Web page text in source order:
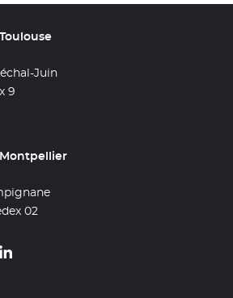
Juin
9
02
Facebook
sur Youtube
fenêtre
nous sur Instagram
fenêtre
Retrouvez nous sur Linkedin
- Nouvelle fenêtre